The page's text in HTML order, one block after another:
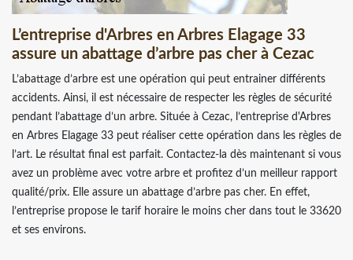
L’entreprise d'Arbres en Arbres Elagage 33
assure un abattage d’arbre pas cher à Cezac
L’abattage d’arbre est une opération qui peut entrainer différents
accidents. Ainsi, il est nécessaire de respecter les règles de sécurité
pendant l’abattage d’un arbre. Située à Cezac, l’entreprise d'Arbres
en Arbres Elagage 33 peut réaliser cette opération dans les règles de
l’art. Le résultat final est parfait. Contactez-la dès maintenant si vous
avez un problème avec votre arbre et profitez d’un meilleur rapport
qualité/prix. Elle assure un abattage d’arbre pas cher. En effet,
l’entreprise propose le tarif horaire le moins cher dans tout le 33620
et ses environs.